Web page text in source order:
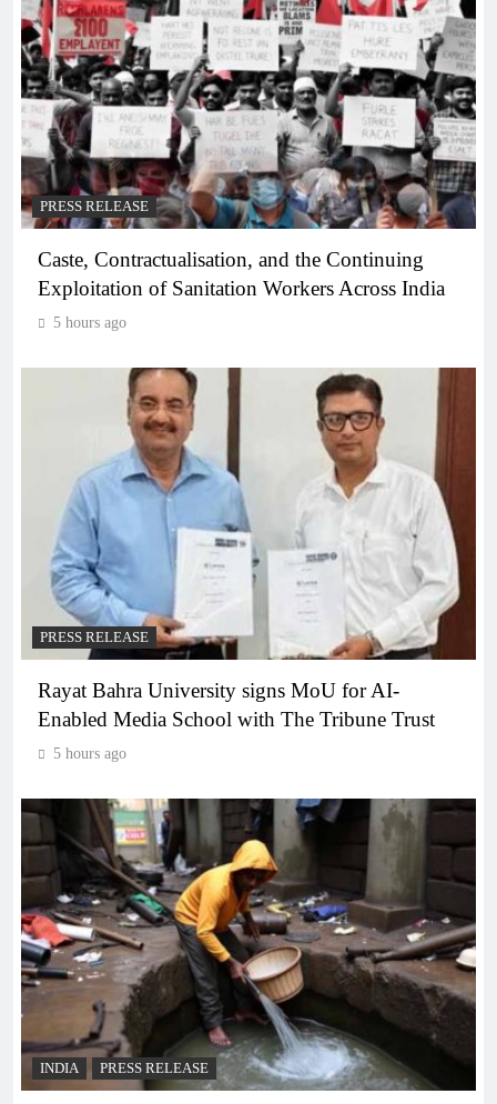
PRESS RELEASE
Caste, Contractualisation, and the Continuing
Exploitation of Sanitation Workers Across India
5 hours ago
PRESS RELEASE
Rayat Bahra University signs MoU for AI-
Enabled Media School with The Tribune Trust
5 hours ago
INDIA PRESS RELEASE